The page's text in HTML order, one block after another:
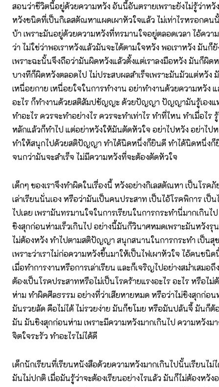
สอนว่าชีวิตนี้อยู่ด้วยความหวัง อันนี้อันตรายเพราะยังไม่รู้ว่าห
หวังชนิดที่เป็นกิเลสตัณหาแผดเผาหัวใจแล้ว ไม่เท่าไรหรอกคน
บ้า เพราะมันอยู่ด้วยความหวังที่ทรมานใจอยู่ตลอดเวลา ไอ้ควา
ว่า ไม่ใช่ว่าพอเราหวังแล้วมันจะได้ตามใจหวัง พอเราหวัง มันก็
เพราะฉะนั้นจึงถือว่ามันผิดหวังแล้วตั้งแต่เราลงมือหวัง มันก็ผิด
บางทีก็ผิดหวังตลอดไป ไม่ประสบผลสำเร็จเพราะมันมัวแต่หวัง
เหนื่อยกาย เหนื่อยใจในการทำงาน อย่าทำงานด้วยความหวัง
อะไร ก็ทำงานด้วยสติสัมปชัญญะ ด้วยปัญญา ปัญญามันรู้เองแห
ทำอะไร ควรจะทำอย่างไร ควรจะทำเท่าไร ทำที่ไหน ทำเมื่อไร
หลักแล้วก็ทำไป แต่อย่าหวังให้มันตัดหัวใจ อย่าไปหวัง อย่าไป
ทำให้สนุกไปด้วยสติปัญญา ทำได้นิดหนึ่งก็ยินดี ทำได้นิดหนึ่ง
จนกว่ามันจะสำเร็จ ไม่มีความหวังที่จะต้องตัดหัวใจ
เด็กๆ ของเราจึงทำผิดในเรื่องนี้ หวังอย่างกิเลสตัณหา เป็นโรคภั
เล่าเรียนนั่นเอง หรือว่ามันเป็นคนประสาท เป็นไอ้โรคพิการ เป็
ไปเลย เพรามันทรมานใจในการเรียนในการกระทำนี่มากเกิน
ชิงสุกก่อนห่ามเร็วเกินไป อย่างนี้มันก็วินาศหมดเพราะมันหวังรุ
ไม่ต้องหวัง ทำไปตามสติปัญญา สนุกสนานในการกระทำ เป็นสุ
เพราะว่าเราไม่ก่อความหวังขึ้นมาให้เป็นไฟเผาหัวใจ ไอ้คนชนิด
เมื่อทำการงานหรือการเล่าเรียน และก็เจริญไปอย่างสม่ำเสมอถึ
ต้องเป็นโรคประสาทหรือไม่เป็นโรคร้ายแรงอะไร อะไร หรือไ
ห่าม ทำผิดศีลธรรม อย่างที่ว่าเสียหายหมด หรือว่าไม่ชิงสุกก่อน
มันรวยลัด คือไม่ได้ ไม่รวยง่าย มันก็ขโมย หรือมันปล้นจี้ มันก็ต้
มัน มันชิงสุกก่อนห่าม เพราะมีความหวังมากเกินไป ความหวังม
จิตใจระรัว ทำอะไรไม่ได้ดี
เด็กนักเรียนที่เรียนหนังสือด้วยความหวังมากเกินไปนั้นเรียนไม่ไ
มันไม่ปกติ เมื่อมันรู้ว่าจะต้องเรียนอย่างไรแล้ว มันก็ไม่ต้องหวัง